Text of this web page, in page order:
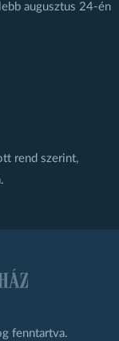
augusztus 24-én
rend szerint,
fenntartva.